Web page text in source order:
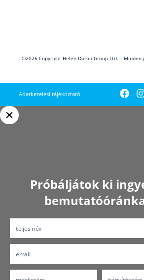
©2026 Copyright Helen Doron Group Ltd. – Minden
Adatkezelési tájékoztató
Próbáljátok ki